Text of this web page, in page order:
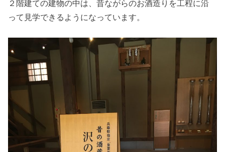
２階建ての建物の中は、昔ながらのお酒造りを工程に沿
って見学できるようになっています。